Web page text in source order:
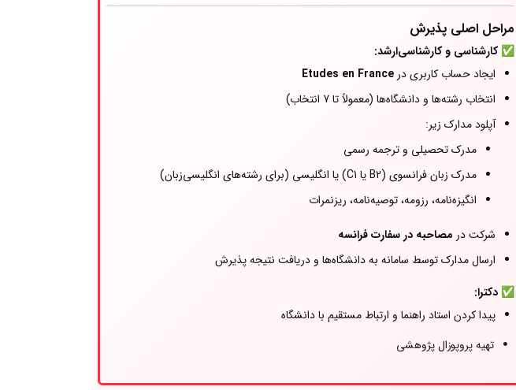
مراحل اصلی پذیرش
✅ کارشناسی و کارشناسی‌ارشد:
ایجاد حساب کاربری در Études en France
انتخاب رشته‌ها و دانشگاه‌ها (معمولاً تا 7 انتخاب)
آپلود مدارک زیر:
مدرک تحصیلی و ترجمه رسمی
مدرک زبان فرانسوی (B2 یا C1) یا انگلیسی (برای رشته‌های انگلیسی‌زبان)
انگیزه‌نامه، رزومه، توصیه‌نامه، ریزنمرات
شرکت در مصاحبه در سفارت فرانسه
ارسال مدارک توسط سامانه به دانشگاه‌ها و دریافت نتیجه پذیرش
✅ دکترا:
پیدا کردن استاد راهنما و ارتباط مستقیم با دانشگاه
تهیه پروپوزال پژوهشی